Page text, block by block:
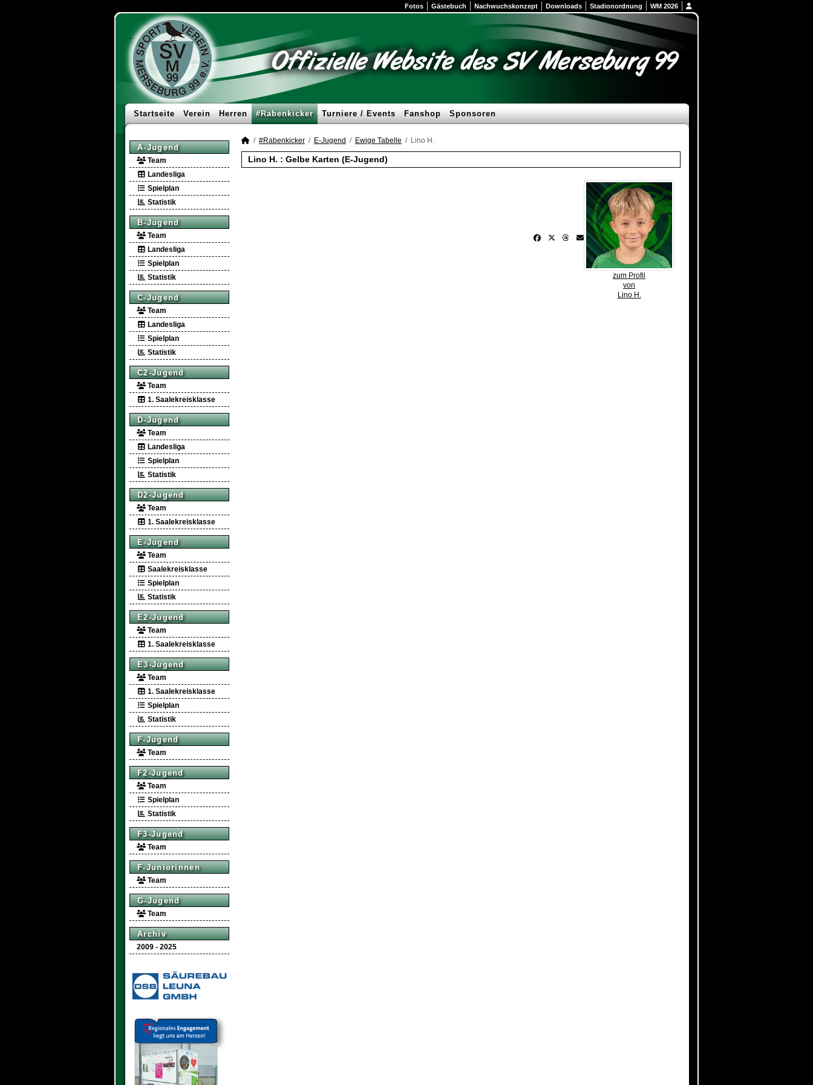
Fotos Gästebuch Nachwuchskonzept Downloads Stadionordnung WM 2026
Startseite Verein Herren #Rabenkicker Turniere / Events Fanshop Sponsoren
A-Jugend
Team
Landesliga
Spielplan
Statistik
B-Jugend
Team
Landesliga
Spielplan
Statistik
C-Jugend
Team
Landesliga
Spielplan
Statistik
C2-Jugend
Team
1. Saalekreisklasse
D-Jugend
Team
Landesliga
Spielplan
Statistik
D2-Jugend
Team
1. Saalekreisklasse
E-Jugend
Team
Saalekreisklasse
Spielplan
Statistik
E2-Jugend
Team
1. Saalekreisklasse
E3-Jugend
Team
1. Saalekreisklasse
Spielplan
Statistik
F-Jugend
Team
F2-Jugend
Team
Spielplan
Statistik
F3-Jugend
Team
F-Juniorinnen
Team
G-Jugend
Team
Archiv
2009 - 2025
#Rabenkicker E-Jugend Ewige Tabelle Lino H.
Lino H. : Gelbe Karten (E-Jugend)
zum Profil
von
Lino H.